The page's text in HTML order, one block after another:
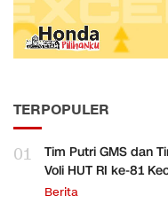
TERPOPULER
01
Tim Putri GMS dan
Voli HUT RI ke-81
Berita